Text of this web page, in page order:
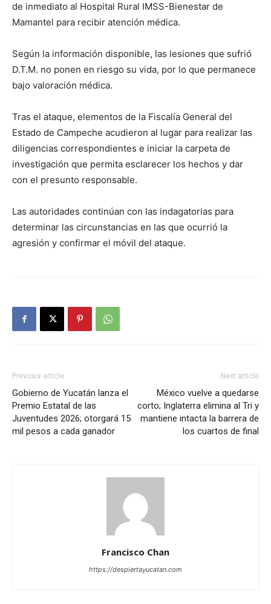
de inmediato al Hospital Rural IMSS-Bienestar de
Mamantel para recibir atención médica.
Según la información disponible, las lesiones que sufrió
D.T.M. no ponen en riesgo su vida, por lo que permanece
bajo valoración médica.
Tras el ataque, elementos de la Fiscalía General del
Estado de Campeche acudieron al lugar para realizar las
diligencias correspondientes e iniciar la carpeta de
investigación que permita esclarecer los hechos y dar
con el presunto responsable.
Las autoridades continúan con las indagatorias para
determinar las circunstancias en las que ocurrió la
agresión y confirmar el móvil del ataque.
Previous article
Gobierno de Yucatán lanza el
Premio Estatal de las
Juventudes 2026; otorgará 15
mil pesos a cada ganador
Next article
México vuelve a quedarse
corto; Inglaterra elimina al Tri y
mantiene intacta la barrera de
los cuartos de final
Francisco Chan
https://despiertayucatan.com